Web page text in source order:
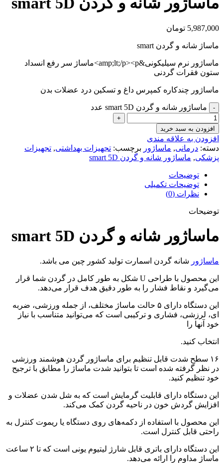
5,987,000 تومان
ماساژ شانه و گردن smart
ماساژور نرم سیلیکونی&amp;lt;/p><p>ماساژ سر رفع انسداد
ستون فقرات گردنی
ماساژور چندکاره کمپرس داغ و تسکین درد عضلات بدن
ماساژور شانه و گردن smart 5D عدد
افزودن به سبد خرید
افزودن به علاقه مندی
دسته: درمانی, ماساژور برچسب: تجهیزات بهداشتی, تجهیزات
پزشکی, ماساژور شانه و گردن smart 5D
توضیحات
توضیحات تکمیلی
نظرات (0)
توضیحات
ماساژور شانه و گردن smart 5D
ماساژور شانه گردن اسمارت تولید کشور چین می باشد.
این محصول با طراحی U شکل به طور کامل در گردن شما قرار
می‌گیرد و نقاط فشار را به طور دقیق هدف قرار می‌دهد.
این دستگاه دارای ۵ حالت ماساژ مختلف، از جمله ورزشی، ضربه
ای، لرزشی، فشاری و ترکیبی است که می‌توانید متناسب با نیاز
خود آنها را
انتخاب کنید.
۱۶ سطح شدت قابل تنظیم برای ماساژور گردن هوشمند ورزشی
در نظر گرفته شده است تا بتوانید شدت ماساژ را مطابق با ترجیح
خود تنظیم کنید.
این دستگاه دارای قابلیت گرمایش است که به شل شدن عضلات و
افزایش گردش خون در ناحیه گردن کمک می‌کند.
این محصول با استفاده از دکمه‌های روی دستگاه یا ریموت کنترل به
راحتی قابل کنترل است.
این دستگاه دارای باتری قابل شارژ لیتیوم یونی است که تا ۲ ساعت
ماساژ مداوم را ارائه می‌دهد.